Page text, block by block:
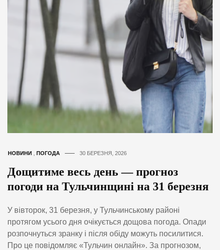
НОВИНИ ПОГОДА 30 БЕРЕЗНЯ, 2026
Дощитиме весь день — прогноз
погоди на Тульчинщині на 31 березня
У вівторок, 31 березня, у Тульчинському районі
протягом усього дня очікується дощова погода. Опади
розпочнуться зранку і після обіду можуть посилитися.
Про це повідомляє «Тульчин онлайн». За прогнозом,